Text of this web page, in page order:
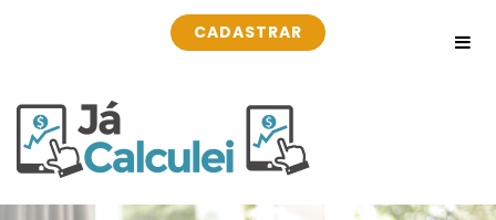
CADASTRAR